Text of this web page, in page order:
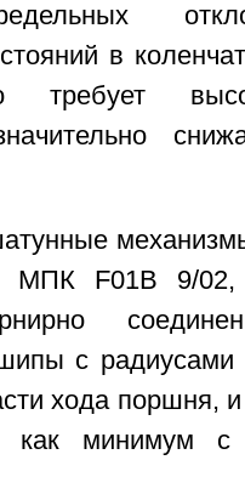
в
требует
МПК F01B 9/02,
с
хода
как минимум